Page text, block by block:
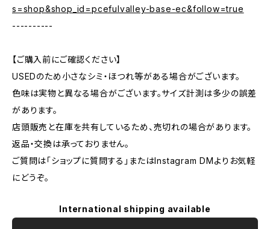
s=shop&shop_id=pcefulvalley-base-ec&follow=true
----------
【ご購入前にご確認ください】
USEDのため小さなシミ・ほつれ等がある場合がございます。
色味は実物と異なる場合がございます。サイズ計測は多少の誤差
があります。
店頭販売と在庫を共有しているため、売切れの場合があります。
返品・交換は承っておりません。
ご質問は「ショップに質問する」またはInstagram DMよりお気軽
にどうぞ。
International shipping available